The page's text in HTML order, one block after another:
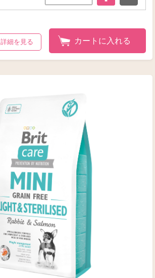
カートに入れる
詳細を見る